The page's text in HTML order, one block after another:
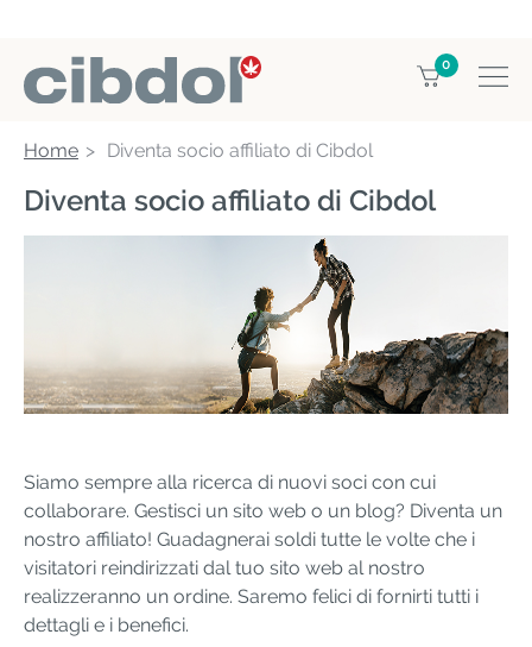
0
Home Diventa socio affiliato di Cibdol
Diventa socio affiliato di Cibdol
Siamo sempre alla ricerca di nuovi soci con cui
collaborare. Gestisci un sito web o un blog? Diventa un
nostro affiliato! Guadagnerai soldi tutte le volte che i
visitatori reindirizzati dal tuo sito web al nostro
realizzeranno un ordine. Saremo felici di fornirti tutti i
dettagli e i benefici.